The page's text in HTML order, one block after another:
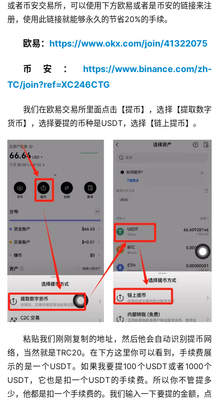
或者币安交易所，可以使用下方欧易或者是币安的链接来注
册，使用此链接就能够永久的节省20%的手续。
欧易： https://www.okx.com/join/41322075
币安： https://www.binance.com/zh-
TC/join?ref=XC246CTG
我们在欧易交易所里面点击【提币】，选择【提取数字
货币】，选择要提的币种是USDT，选择【链上提币】。
粘贴我们刚刚复制的地址，然后他会自动识别提币网
络，当然就是TRC20。在下方这里你可以看到，手续费展
示的是一个USDT。如果我要提100个USDT或者1000个
USDT，它也是扣一个USDT的手续费。所以你不管提多
少，他都是扣一个手续费的。我们输入一下要提的金额，点